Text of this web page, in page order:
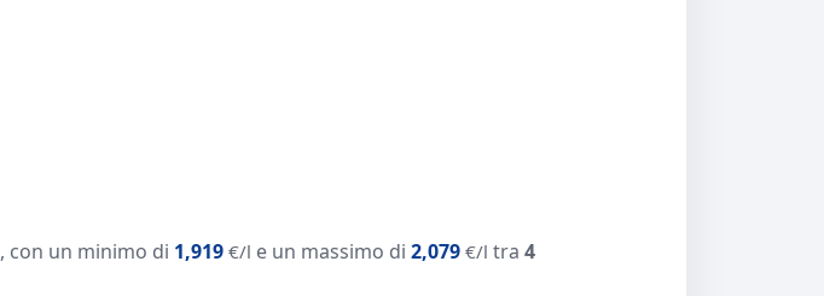
, con un minimo di 1,919 €/l e un massimo di 2,079 €/l tra 4